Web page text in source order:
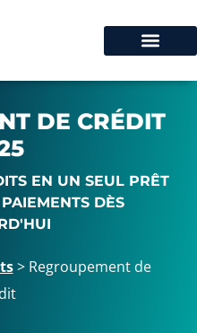
DE CRÉDIT
EN UN SEUL PRÊT
DÈS
> Regroupement de